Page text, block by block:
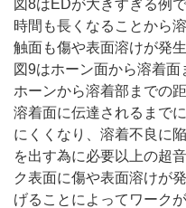
図8はEDが大きすぎる例
時間も長くなることから
触面も傷や表面溶けが発
図9はホーン面から溶着面
ホーンから溶着部までの
溶着面に伝達されるまで
にくくなり、溶着不良に
を出す為に必要以上の超
ク表面に傷や表面溶けが
げることによってワーク